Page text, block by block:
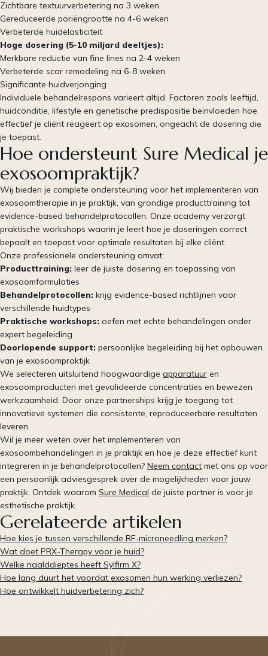
Zichtbare textuurverbetering na 3 weken
Gereduceerde poriëngrootte na 4-6 weken
Verbeterde huidelasticiteit
Hoge dosering (5-10 miljard deeltjes):
Merkbare reductie van fine lines na 2-4 weken
Verbeterde scar remodeling na 6-8 weken
Significante huidverjonging
Individuele behandelrespons varieert altijd. Factoren zoals leeftijd,
huidconditie, lifestyle en genetische predispositie beïnvloeden hoe
effectief je cliënt reageert op exosomen, ongeacht de dosering die
je toepast.
Hoe ondersteunt Sure Medical je
exosoompraktijk?
Wij bieden je complete ondersteuning voor het implementeren van
exosoomtherapie in je praktijk, van grondige producttraining tot
evidence-based behandelprotocollen. Onze academy verzorgt
praktische workshops waarin je leert hoe je doseringen correct
bepaalt en toepast voor optimale resultaten bij elke cliënt.
Onze professionele ondersteuning omvat:
Producttraining: leer de juiste dosering en toepassing van
exosoomformulaties
Behandelprotocollen: krijg evidence-based richtlijnen voor
verschillende huidtypes
Praktische workshops: oefen met echte behandelingen onder
expert begeleiding
Doorlopende support: persoonlijke begeleiding bij het opbouwen
van je exosoompraktijk
We selecteren uitsluitend hoogwaardige apparatuur en
exosoomproducten met gevalideerde concentraties en bewezen
werkzaamheid. Door onze partnerships krijg je toegang tot
innovatieve systemen die consistente, reproduceerbare resultaten
leveren.
Wil je meer weten over het implementeren van
exosoombehandelingen in je praktijk en hoe je deze effectief kunt
integreren in je behandelprotocollen? Neem contact met ons op voor
een persoonlijk adviesgesprek over de mogelijkheden voor jouw
praktijk. Ontdek waarom Sure Medical de juiste partner is voor je
esthetische praktijk.
Gerelateerde artikelen
Hoe kies je tussen verschillende RF-microneedling merken?
Wat doet PRX-Therapy voor je huid?
Welke naalddieptes heeft Sylfirm X?
Hoe lang duurt het voordat exosomen hun werking verliezen?
Hoe ontwikkelt huidverbetering zich?